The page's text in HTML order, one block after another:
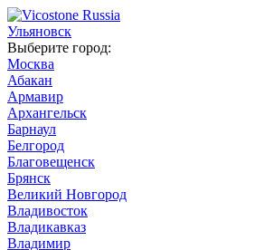
Ульяновск
Выберите город:
Москва
Абакан
Армавир
Архангельск
Барнаул
Белгород
Благовещенск
Брянск
Великий Новгород
Владивосток
Владикавказ
Владимир